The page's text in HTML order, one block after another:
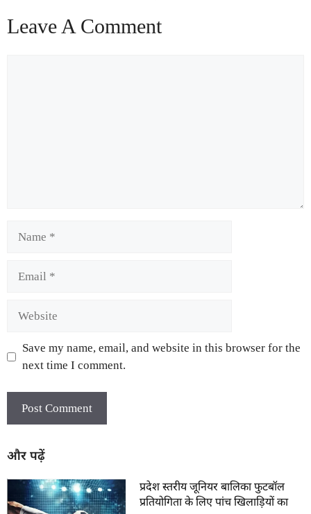
Leave A Comment
Save my name, email, and website in this browser for the
next time I comment.
और पढ़ें
प्रदेश स्तरीय जूनियर बालिका फुटबॉल
प्रतियोगिता के लिए पांच खिलाड़ियों का